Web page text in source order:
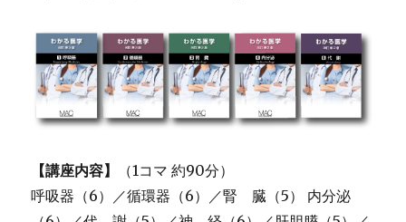
【講座内容】
（1コマ 約90分）
呼吸器（6）／循環器（6）／腎 臓（5） 内分泌